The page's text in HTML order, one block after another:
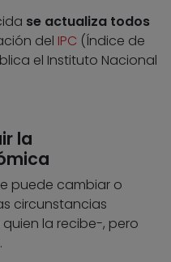
se actualiza todos
del IPC (Índice de
el Instituto Nacional
la
puede cambiar o
circunstancias
la recibe-, pero
.